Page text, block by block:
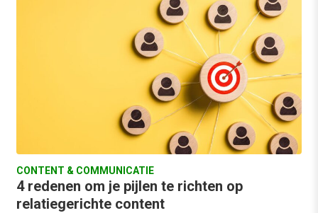
CONTENT & COMMUNICATIE
4 redenen om je pijlen te richten op
relatiegerichte content